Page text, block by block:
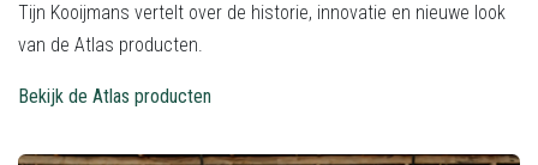
Tijn Kooijmans vertelt over de historie, innovatie en nieuwe look
van de Atlas producten.
Bekijk de Atlas producten